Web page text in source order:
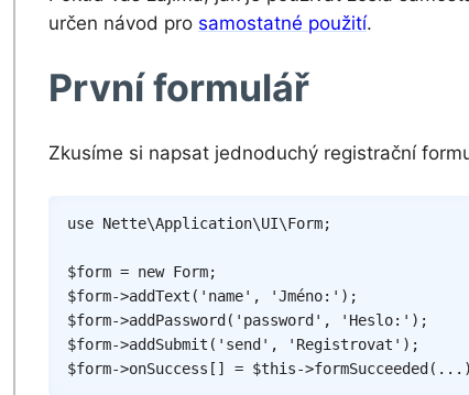
určen návod pro samostatné použití.
První formulář
Zkusíme si napsat jednoduchý registrační
use Nette\Application\UI\Form;
$form = new Form;
$form->addText ( 'name' , 'Jméno:' ) ;
$form->addPassword ( 'password' , 'Heslo:' ) ;
$form->addSubmit ( 'send' , 'Registrovat' ) ;
$form->onSuccess [ ] = $this->formSucceeded ( ... )